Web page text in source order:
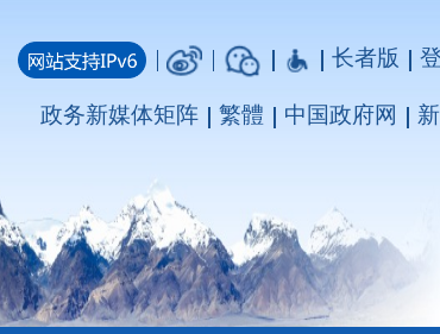
长者版 登录 注册
数据开放